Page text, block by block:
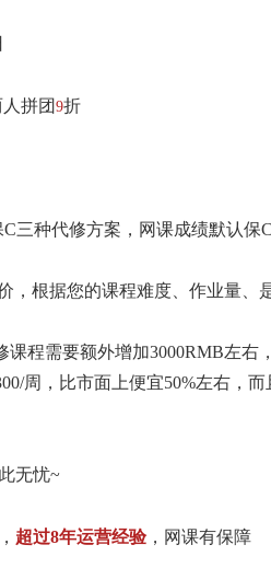
拼团 9折
三种代修方案，网课成绩默认保
，根据您的课程难度、作业量、
程需要额外增加3000RMB左
周，比市面上便宜50%左右，
无忧~
超过8年运营经验，网课有保障